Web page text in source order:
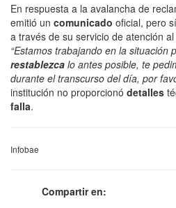
En respuesta a la avalancha de
emitió un comunicado oficial, pero
a través de su servicio de atención
“Estamos trabajando en la situación
restablezca lo antes posible, te
durante el transcurso del día, por
institución no proporcionó detalles
falla.
Infobae
Compartir en: